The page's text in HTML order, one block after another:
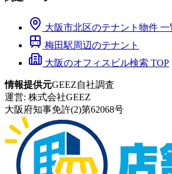
大阪市北区のテナント物件 一
梅田駅周辺のテナント
大阪のオフィスビル検索 TOP
情報提供元GEEZ自社調査
運営: 株式会社GEEZ
大阪府知事免許(2)第62068号